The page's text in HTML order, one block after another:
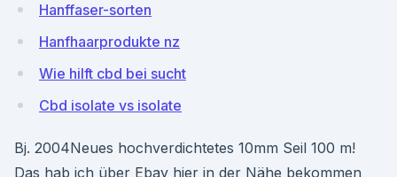
Hanffaser-sorten
Hanfhaarprodukte nz
Wie hilft cbd bei sucht
Cbd isolate vs isolate
Bj. 2004Neues hochverdichtetes 10mm Seil 100 m!
Das hab ich über Ebay hier in der Nähe bekommen